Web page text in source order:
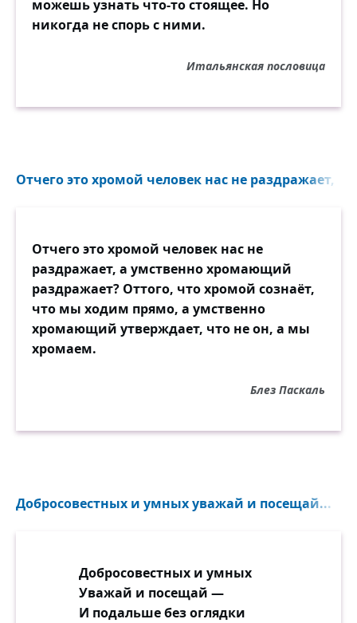
можешь узнать что-то стоящее. Но
никогда не спорь с ними.
Итальянская пословица
Отчего это хромой человек нас не раздражает,
Отчего это хромой человек нас не
раздражает, а умственно хромающий
раздражает? Оттого, что хромой сознаёт,
что мы ходим прямо, а умственно
хромающий утверждает, что не он, а мы
хромаем.
Блез Паскаль
Добросовестных и умных уважай и посещай...
Добросовестных и умных
Уважай и посещай —
И подальше без оглядки